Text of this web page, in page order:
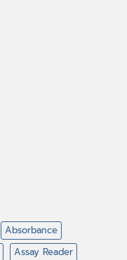
Absorbance
Assay Reader